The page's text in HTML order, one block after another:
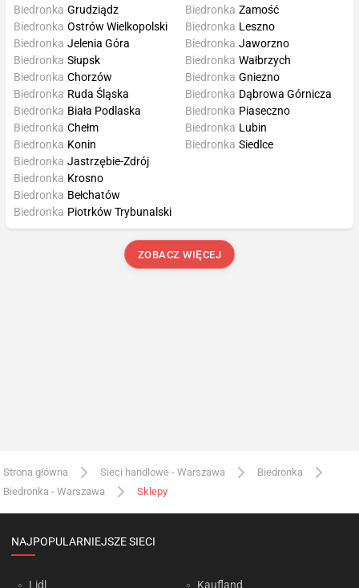
Biedronka Grudziądz
Biedronka Zamość
Biedronka Ostrów Wielkopolski
Biedronka Jelenia Góra
Biedronka Słupsk
Biedronka Chorzów
Biedronka Leszno
Biedronka Jaworzno
Biedronka Wałbrzych
Biedronka Gniezno
Biedronka Ruda Śląska
Biedronka Biała Podlaska
Biedronka Chełm
Biedronka Konin
Biedronka Dąbrowa Górnicza
Biedronka Piaseczno
Biedronka Lubin
Biedronka Siedlce
Biedronka Jastrzębie-Zdrój
Biedronka Krosno
Biedronka Bełchatów
Biedronka Piotrków Trybunalski
ZOBACZ WIĘCEJ
Strona główna Sieci handlowe - Warszawa
Biedronka
Biedronka - Warszawa
Sklepy
NAJPOPULARNIEJSZE SIECI
Lidl Kaufland